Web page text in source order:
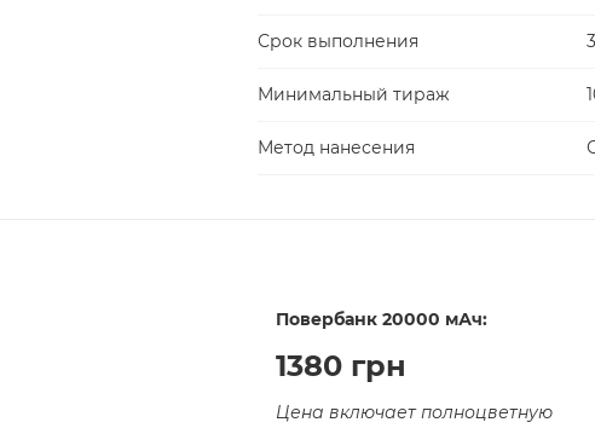
Срок выполнения
Минимальный тираж
Метод нанесения
Повербанк 20000 мАч:
1380 грн
Цена включает полноцветную